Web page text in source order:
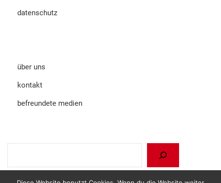
datenschutz
über uns
kontakt
befreundete medien